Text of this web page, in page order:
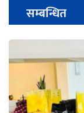
सम्बन्धित